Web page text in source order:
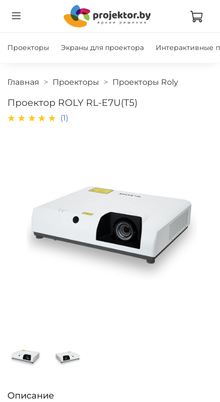
Проекторы Экраны для проектора Интерактивные
Главная Проекторы Проекторы Roly
Проектор ROLY RL-E7U(T5)
(1)
Описание